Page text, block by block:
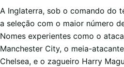
A Inglaterra, sob o comando do
a seleção com o maior número
Nomes experientes como o
Manchester City, o meia-
Chelsea, e o zagueiro Harry